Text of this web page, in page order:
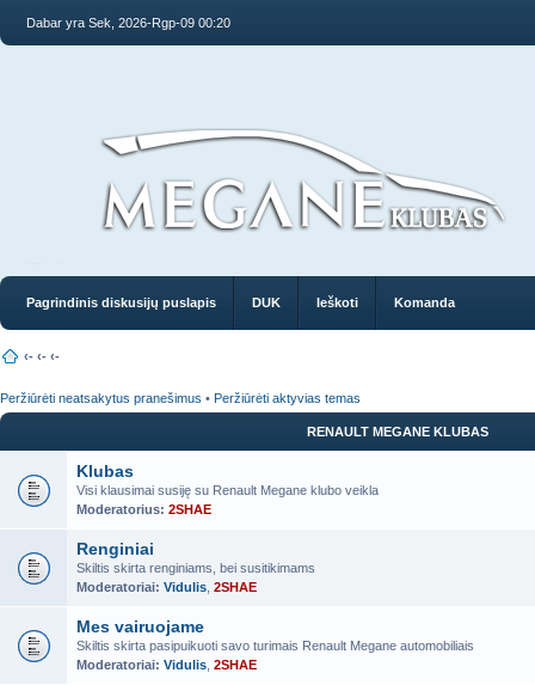
Dabar yra Sek, 2026-Rgp-09 00:20
Pagrindinis diskusijų puslapis DUK Ieškoti Komanda
‹- ‹- ‹-
Peržiūrėti neatsakytus pranešimus • Peržiūrėti aktyvias temas
RENAULT MEGANE KLUBAS
Klubas
Visi klausimai susiję su Renault Megane klubo veikla
Moderatorius: 2SHAE
Renginiai
Skiltis skirta renginiams, bei susitikimams
Moderatoriai: Vidulis 2SHAE
Mes vairuojame
Skiltis skirta pasipuikuoti savo turimais Renault Megane automobiliais
Moderatoriai: Vidulis 2SHAE